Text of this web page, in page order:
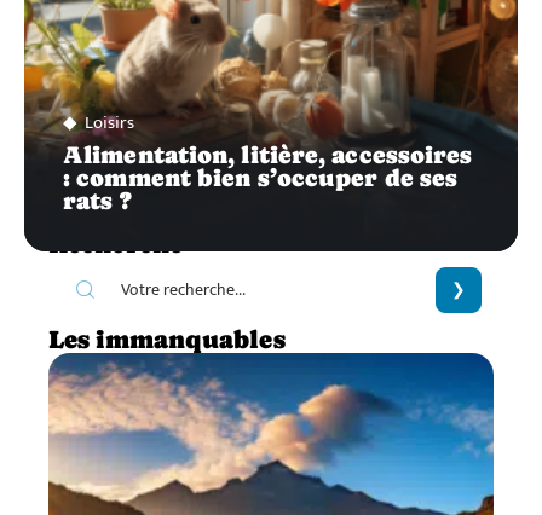
Loisirs
Alimentation, litière, accessoires
: comment bien s’occuper de ses
rats ?
Recherche
Les immanquables